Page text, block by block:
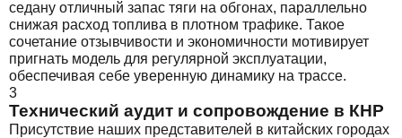
седану отличный запас тяги на обгонах, параллельно
снижая расход топлива в плотном трафике. Такое
сочетание отзывчивости и экономичности мотивирует
пригнать модель для регулярной эксплуатации,
обеспечивая себе уверенную динамику на трассе.
3
Технический аудит и сопровождение в КНР
Присутствие наших представителей в китайских городах